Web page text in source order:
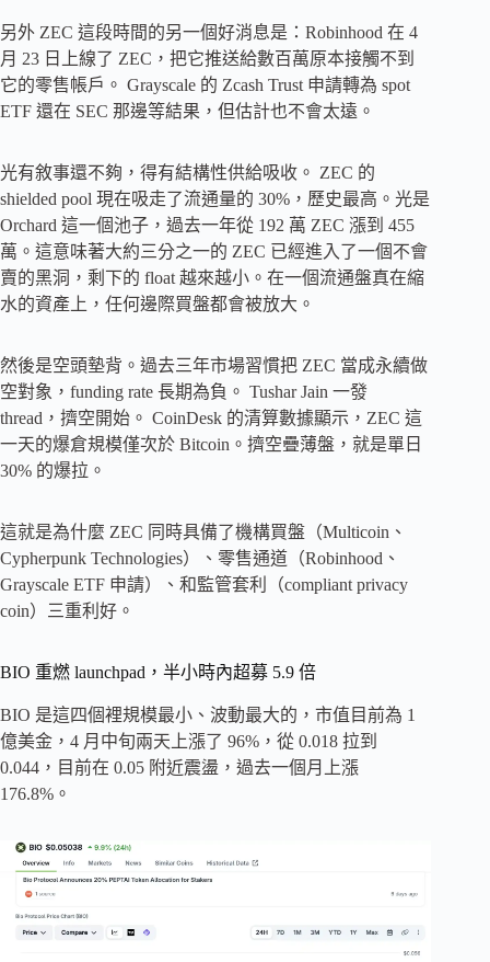
另外 ZEC 這段時間的另一個好消息是：Robinhood 在 4
月 23 日上線了 ZEC，把它推送給數百萬原本接觸不到
它的零售帳戶。 Grayscale 的 Zcash Trust 申請轉為 spot
ETF 還在 SEC 那邊等結果，但估計也不會太遠。
光有敘事還不夠，得有結構性供給吸收。 ZEC 的
shielded pool 現在吸走了流通量的 30%，歷史最高。光是
Orchard 這一個池子，過去一年從 192 萬 ZEC 漲到 455
萬。這意味著大約三分之一的 ZEC 已經進入了一個不會
賣的黑洞，剩下的 float 越來越小。在一個流通盤真在縮
水的資產上，任何邊際買盤都會被放大。
然後是空頭墊背。過去三年市場習慣把 ZEC 當成永續做
空對象，funding rate 長期為負。 Tushar Jain 一發
thread，擠空開始。 CoinDesk 的清算數據顯示，ZEC 這
一天的爆倉規模僅次於 Bitcoin。擠空疊薄盤，就是單日
30% 的爆拉。
這就是為什麼 ZEC 同時具備了機構買盤（Multicoin、
Cypherpunk Technologies）、零售通道（Robinhood、
Grayscale ETF 申請）、和監管套利（compliant privacy
coin）三重利好。
BIO 重燃 launchpad，半小時內超募 5.9 倍
BIO 是這四個裡規模最小、波動最大的，市值目前為 1
億美金，4 月中旬兩天上漲了 96%，從 0.018 拉到
0.044，目前在 0.05 附近震盪，過去一個月上漲
176.8%。